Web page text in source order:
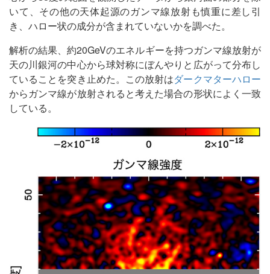
いて、その他の天体起源のガンマ線放射も慎重に差し引
き、ハロー状の成分が含まれていないかを調べた。
解析の結果、約20GeVのエネルギーを持つガンマ線放射が
天の川銀河の中心から球対称にぼんやりと広がって分布し
ていることを突き止めた。この放射はダークマターハロー
からガンマ線が放射されると考えた場合の形状によく一致
している。